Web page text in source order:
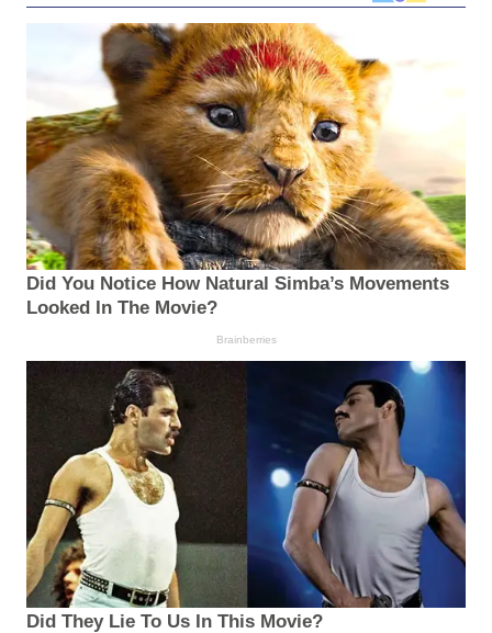
Did You Notice How Natural Simba’s Movements
Looked In The Movie?
Brainberries
Did They Lie To Us In This Movie?